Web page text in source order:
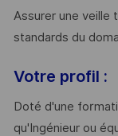
Assurer une veille
standards du
Votre profil :
Doté d'une
qu'Ingénieur ou